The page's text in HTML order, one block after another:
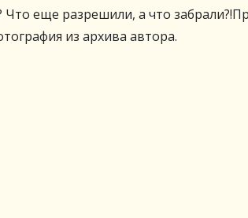
еще разрешили, а что
из архива автора.